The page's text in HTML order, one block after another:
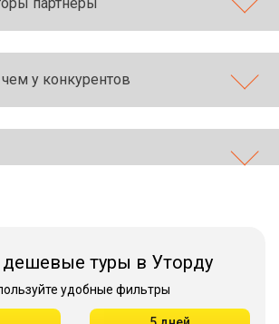
у конкурентов
туры в Уторду
удобные фильтры